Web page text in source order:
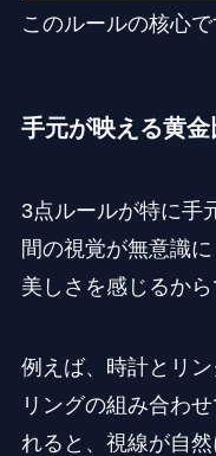
このルールの核心で
手元が映える黄
3点ルールが特に手
間の視覚が無意識
美しさを感じるから
例えば、時計とリ
リングの組み合わ
れると、視線が自